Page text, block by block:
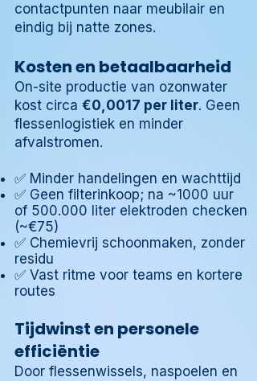
contactpunten naar meubilair en
eindig bij natte zones.
Kosten en betaalbaarheid
On-site productie van ozonwater
kost circa €0,0017 per liter. Geen
flessenlogistiek en minder
afvalstromen.
✅ Minder handelingen en wachttijd
✅ Geen filterinkoop; na ~1000 uur
of 500.000 liter elektroden checken
(~€75)
✅ Chemievrij schoonmaken, zonder
residu
✅ Vast ritme voor teams en kortere
routes
Tijdwinst en personele
efficiëntie
Door flessenwissels, naspoelen en